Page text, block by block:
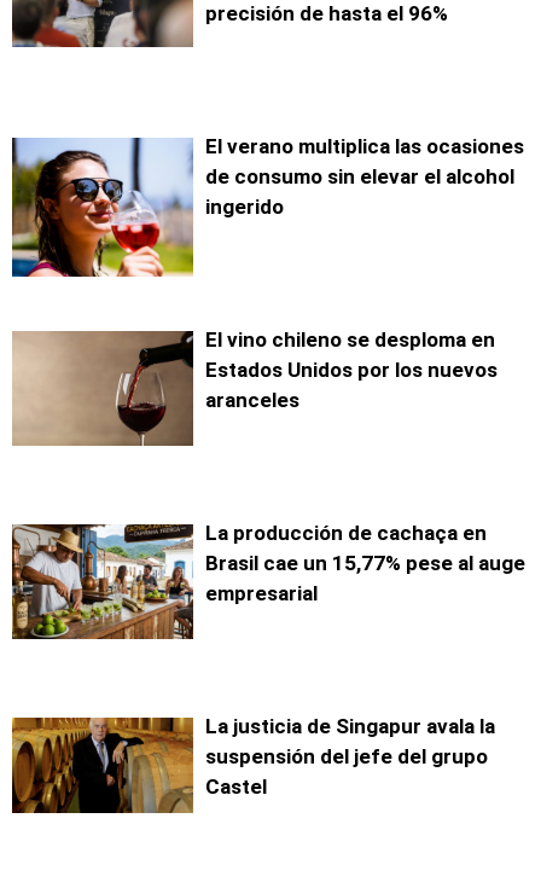
precisión de hasta el 96%
El verano multiplica las ocasiones
de consumo sin elevar el alcohol
ingerido
El vino chileno se desploma en
Estados Unidos por los nuevos
aranceles
La producción de cachaça en
Brasil cae un 15,77% pese al auge
empresarial
La justicia de Singapur avala la
suspensión del jefe del grupo
Castel